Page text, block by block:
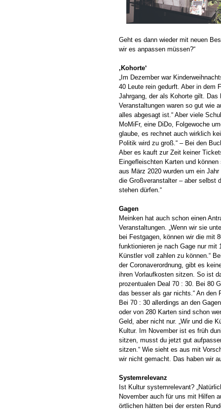
Geht es dann wieder mit neuen
wir es anpassen müssen?“
‚Kohorte‘
„Im Dezember war
40 Leute rein gedurft. Aber in dem
Jahrgang, der als Kohorte gilt.
Veranstaltungen waren so gut wie
alles abgesagt ist.“ Aber viele
MoMiFr, eine DiDo, Folgewoche
glaube, es rechnet auch wirklich
Politik wird zu groß.“ – Bei den
Aber es kauft zur Zeit keiner
Eingefleischten Karten und
aus März 2020 wurden um ein
die Großveranstalter – aber selbst
stehen dürfen.“
Gagen
Meinken hat auch schon einen
Veranstaltungen. „Wenn wir sie
bei Festgagen, können wir die mit
funktionieren je nach Gage nur mit
Künstler voll zahlen zu können.“
der Coronaverordnung, gibt es
ihren Vorlaufkosten sitzen. So ist
prozentualen Deal 70 : 30. Bei 80
das besser als gar nichts.“ An den
Bei 70 : 30 allerdings an den
oder von 280 Karten sind schon
Geld, aber nicht nur. „Wir und die
Kultur. Im November ist es früh
sitzen, musst du jetzt gut
sitzen.“ Wie sieht es aus mit
wir nicht gemacht. Das haben wir
Systemrelevanz
Ist Kultur systemrelevant?
November auch für uns mit Hilfen
örtlichen hätten bei der ersten